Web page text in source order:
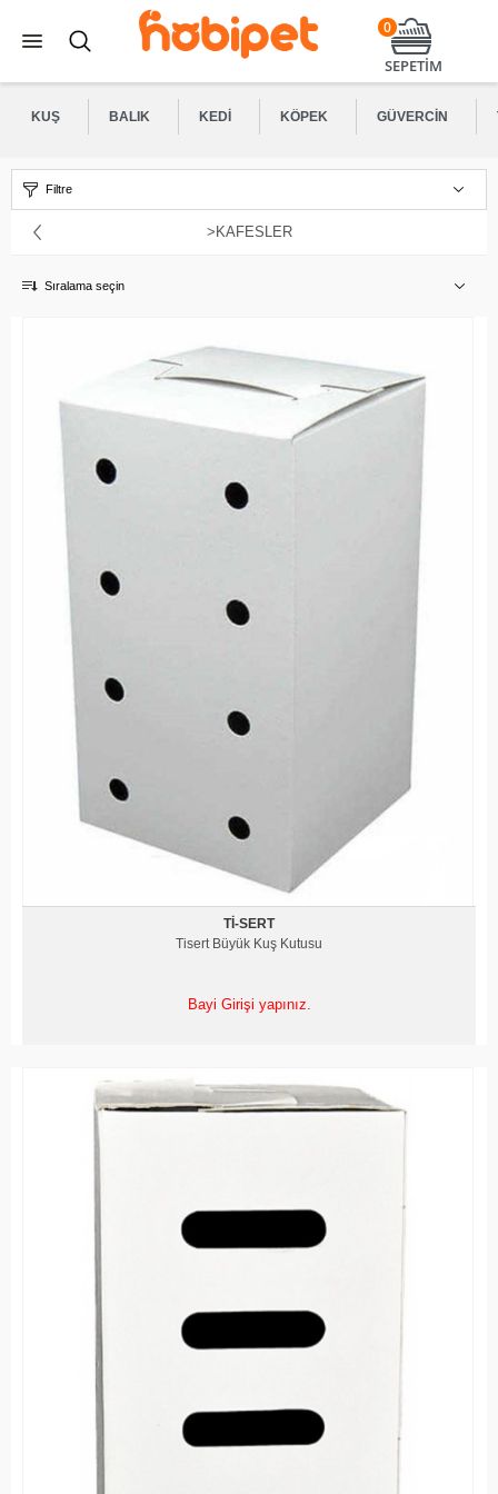
0
SEPETİM
KUŞ BALIK KEDI KÖPEK GÜVERCIN
Filtre
>KAFESLER
Sıralama seçin
TI-SERT
Tisert Büyük Kuş Kutusu
Bayi Girişi yapınız.